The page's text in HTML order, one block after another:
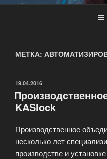
WEGOMA
МЕТКА:
ОПУБЛИКОВАНО
19.04.2016
KASlock
Производственное
несколько лет
производстве и